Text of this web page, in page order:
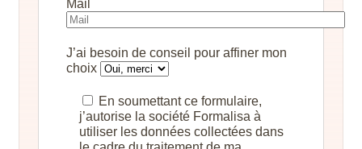
Mail
J’ai besoin de conseil pour affiner mon
choix
En soumettant ce formulaire,
j’autorise la société Formalisa à
utiliser les données collectées dans